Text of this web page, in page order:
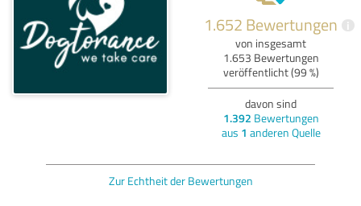
1.652 Bewertungen i
von insgesamt
1.653 Bewertungen
veröffentlicht (99 %)
davon sind
1.392 Bewertungen
aus 1 anderen Quelle
Zur Echtheit der Bewertungen